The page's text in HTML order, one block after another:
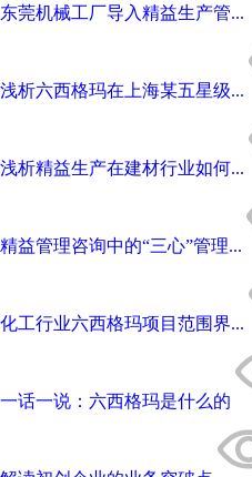
东莞机械工厂导入精益生产管...
浅析六西格玛在上海某五星级...
浅析精益生产在建材行业如何...
精益管理咨询中的“三心”管理...
化工行业六西格玛项目范围界...
一话一说：六西格玛是什么的